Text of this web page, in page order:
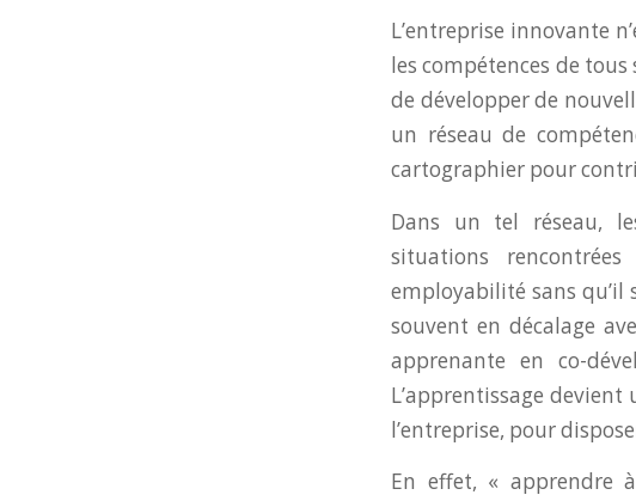
L’entreprise innovante
les compétences de
de développer de
un réseau de
cartographier pour
Dans un tel réseau,
situations
employabilité sans
souvent en décalage
apprenante en co-
L’apprentissage
l’entreprise, pour
En effet, « apprendre